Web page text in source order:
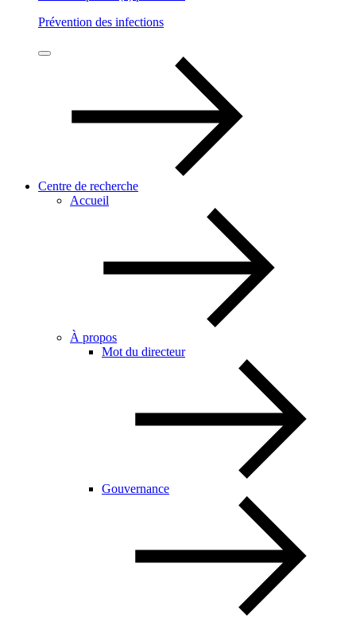
Prévention des infections
Centre de recherche
Accueil
À propos
Mot du directeur
Gouvernance